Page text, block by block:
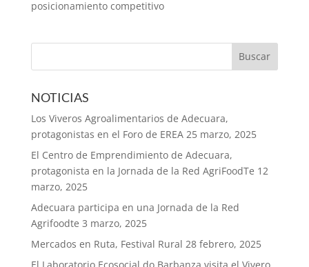
posicionamiento competitivo
NOTICIAS
Los Viveros Agroalimentarios de Adecuara,
protagonistas en el Foro de EREA 25 marzo, 2025
El Centro de Emprendimiento de Adecuara,
protagonista en la Jornada de la Red AgriFoodTe 12
marzo, 2025
Adecuara participa en una Jornada de la Red
Agrifoodte 3 marzo, 2025
Mercados en Ruta, Festival Rural 28 febrero, 2025
El Laboratorio Ecosocial do Barbanza visita el Vivero